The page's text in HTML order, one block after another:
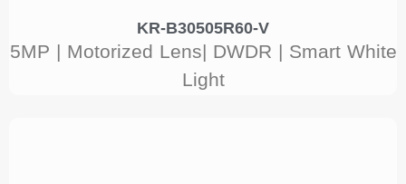
KR-B30505R60-V
5MP | Motorized Lens| DWDR | Smart White
Light